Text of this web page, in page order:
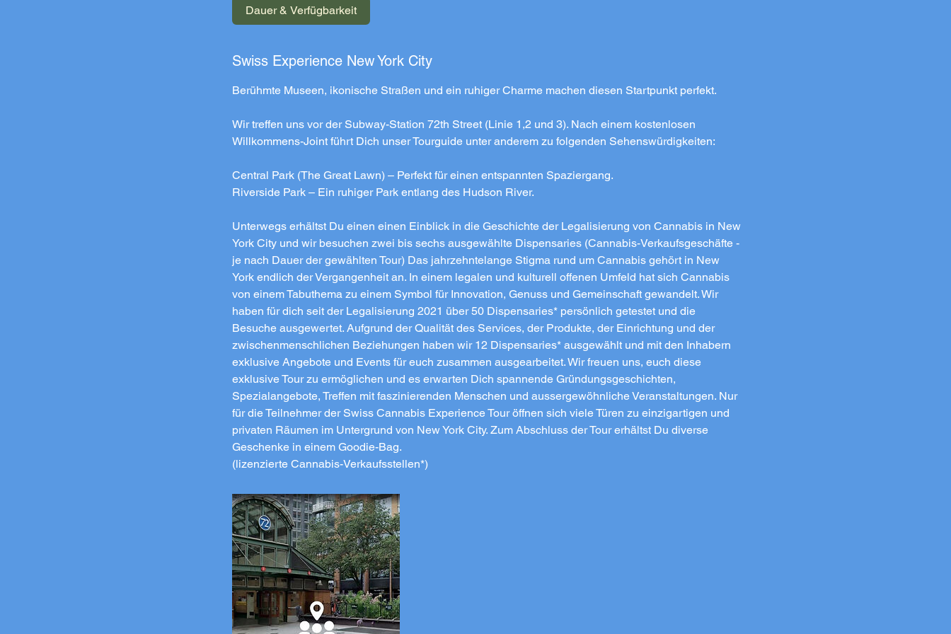
d
8
t
Dauer & Verfügbarkeit
Swiss Experience New York City
Berühmte Museen, ikonische Straßen und ein ruhiger Charme machen diesen Startpunkt perfekt.
Wir treffen uns vor der Subway-Station 72th Street (Linie 1,2 und 3). Nach einem kostenlosen
Willkommens-Joint führt Dich unser Tourguide unter anderem zu folgenden Sehenswürdigkeiten:
Central Park (The Great Lawn) – Perfekt für einen entspannten Spaziergang.
Riverside Park – Ein ruhiger Park entlang des Hudson River.
Unterwegs erhältst Du einen einen Einblick in die Geschichte der Legalisierung von Cannabis in New
York City und wir besuchen zwei bis sechs ausgewählte Dispensaries (Cannabis-Verkaufsgeschäfte -
je nach Dauer der gewählten Tour) Das jahrzehntelange Stigma rund um Cannabis gehört in New
York endlich der Vergangenheit an. In einem legalen und kulturell offenen Umfeld hat sich Cannabis
von einem Tabuthema zu einem Symbol für Innovation, Genuss und Gemeinschaft gewandelt. Wir
haben für dich seit der Legalisierung 2021 über 50 Dispensaries* persönlich getestet und die
Besuche ausgewertet. Aufgrund der Qualität des Services, der Produkte, der Einrichtung und der
zwischenmenschlichen Beziehungen haben wir 12 Dispensaries* ausgewählt und mit den Inhabern
exklusive Angebote und Events für euch zusammen ausgearbeitet. Wir freuen uns, euch diese
exklusive Tour zu ermöglichen und es erwarten Dich spannende Gründungsgeschichten,
Spezialangebote, Treffen mit faszinierenden Menschen und aussergewöhnliche Veranstaltungen. Nur
für die Teilnehmer der Swiss Cannabis Experience Tour öffnen sich viele Türen zu einzigartigen und
privaten Räumen im Untergrund von New York City. Zum Abschluss der Tour erhältst Du diverse
Geschenke in einem Goodie-Bag.